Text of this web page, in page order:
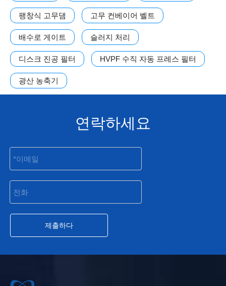
팽창식 고무댐 고무 컨베이어 벨트
배수로 게이트 슬러지 처리
디스크 진공 필터 HVPF 수직 자동 프레스 필터
광산 농축기
연락하세요
제출하다